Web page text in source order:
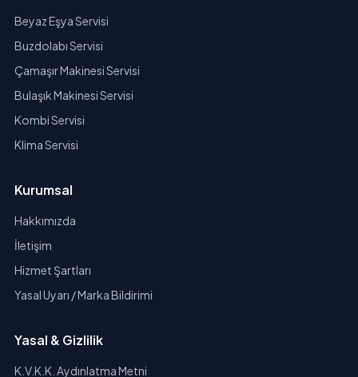
Beyaz Eşya Servisi
Buzdolabı Servisi
Çamaşır Makinesi Servisi
Bulaşık Makinesi Servisi
Kombi Servisi
Klima Servisi
Kurumsal
Hakkımızda
İletişim
Hizmet Şartları
Yasal Uyarı / Marka Bildirimi
Yasal & Gizlilik
K.V.K.K. Aydınlatma Metni